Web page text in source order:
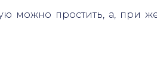
можно простить, а, при